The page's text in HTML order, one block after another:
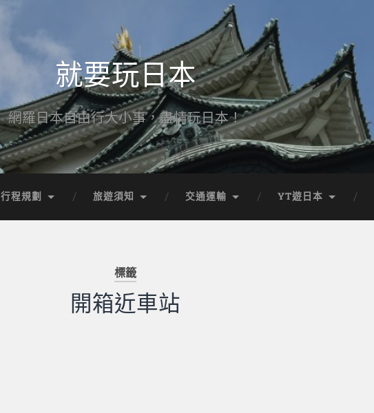
就要玩日本
網羅日本自由行大小事，盡情玩日本！
行程規劃 旅遊須知 交通運輸 YT遊日本
標籤
開箱近車站